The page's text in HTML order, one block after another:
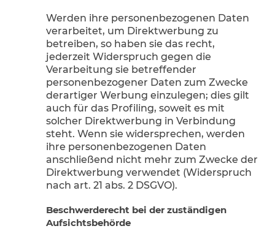
Werden ihre personenbezogenen Daten
verarbeitet, um Direktwerbung zu
betreiben, so haben sie das recht,
jederzeit Widerspruch gegen die
Verarbeitung sie betreffender
personenbezogener Daten zum Zwecke
derartiger Werbung einzulegen; dies gilt
auch für das Profiling, soweit es mit
solcher Direktwerbung in Verbindung
steht. Wenn sie widersprechen, werden
ihre personenbezogenen Daten
anschließend nicht mehr zum Zwecke der
Direktwerbung verwendet (Widerspruch
nach art. 21 abs. 2 DSGVO).
Beschwerde­recht bei der zuständigen
Aufsichts­behörde